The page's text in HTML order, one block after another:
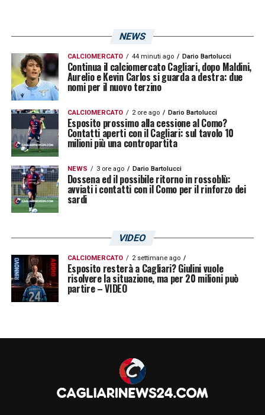
LA PLAYLIST DELLE NOSTRE TOP NEWS
NEWS
CALCIOMERCATO 44 minuti ago Dario Bartolucci
Continua il calciomercato Cagliari, dopo Maldini,
Aurelio e Kevin Carlos si guarda a destra: due
nomi per il nuovo terzino
CALCIOMERCATO 2 ore ago Dario Bartolucci
Esposito prossimo alla cessione al Como?
Contatti aperti con il Cagliari: sul tavolo 10
milioni più una contropartita
NEWS 3 ore ago Dario Bartolucci
Dossena ed il possibile ritorno in rossoblù:
avviati i contatti con il Como per il rinforzo dei
sardi
VIDEO
CALCIOMERCATO 2 settimane ago
Esposito resterà a Cagliari? Giulini vuole
risolvere la situazione, ma per 20 milioni può
partire – VIDEO